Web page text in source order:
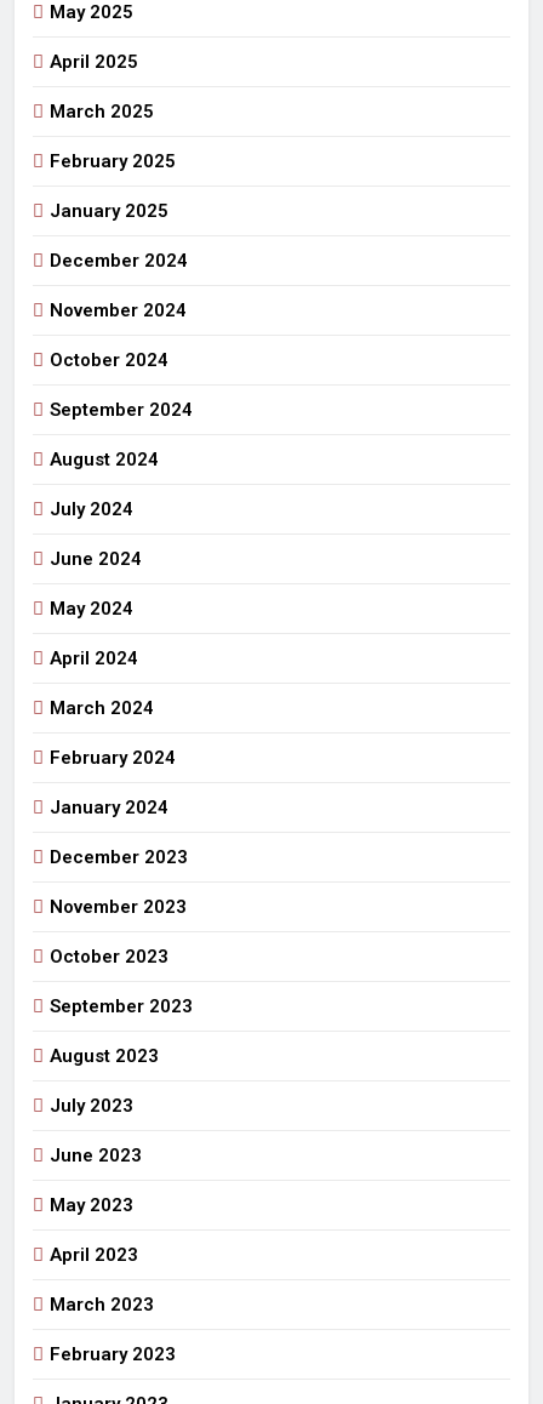
May 2025
April 2025
March 2025
February 2025
January 2025
December 2024
November 2024
October 2024
September 2024
August 2024
July 2024
June 2024
May 2024
April 2024
March 2024
February 2024
January 2024
December 2023
November 2023
October 2023
September 2023
August 2023
July 2023
June 2023
May 2023
April 2023
March 2023
February 2023